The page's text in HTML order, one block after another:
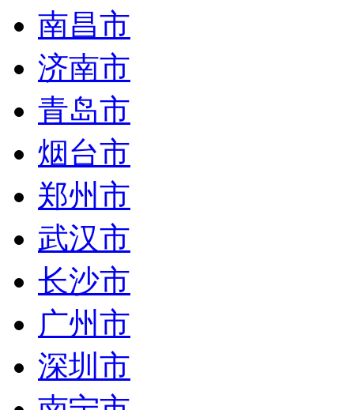
南昌市
济南市
青岛市
烟台市
郑州市
武汉市
长沙市
广州市
深圳市